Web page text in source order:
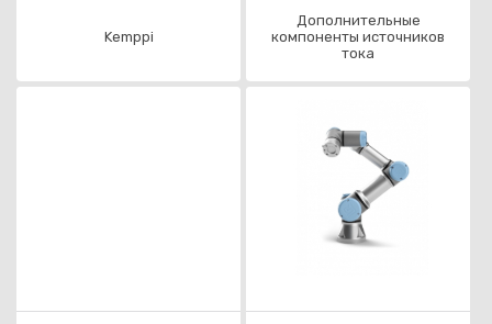
Kemppi
Дополнительные
компоненты источников
тока